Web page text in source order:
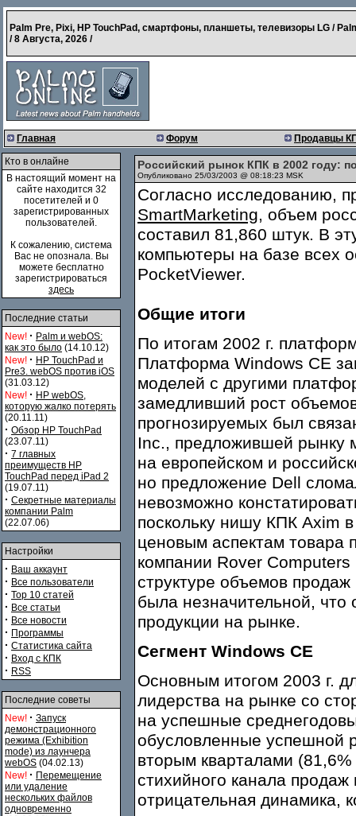
Palm Pre, Pixi, HP TouchPad, смартфоны, планшеты, телевизоры LG /
/8 Августа, 2026 /
Главная Форум Продавцы
Кто в онлайне
В настоящий момент на
сайте находится 32
посетителей и 0
зарегистрированных
пользователей.
К сожалению, система
Вас не опознала. Вы
можете бесплатно
зарегистрироваться
здесь
Последние статьи
New! · Palm и webOS:
как это было (14.10.12)
New! · HP TouchPad и
Pre3. webOS против iOS
(31.03.12)
New! · HP webOS,
которую жалко потерять
(20.11.11)
· Обзор HP TouchPad
(23.07.11)
· 7 главных
преимуществ HP
TouchPad перед iPad 2
(19.07.11)
· Секретные материалы
компании Palm
(22.07.06)
Настройки
· Ваш аккаунт
· Все пользователи
· Top 10 статей
· Все статьи
· Все новости
· Программы
· Статистика сайта
· Вход с КПК
· RSS
Последние советы
New! · Запуск
демонстрационного
режима (Exhibition
mode) из лаунчера
webOS (04.02.13)
New! · Перемещение
или удаление
нескольких файлов
одновременно
Российский рынок КПК в 2002 году:
Опубликовано 25/03/2003 @ 08:18:23 MSK
Согласно исследованию,
SmartMarketing, объем
составил 81,860 штук. В
компьютеры на базе всех
PocketViewer.
Общие итоги
По итогам 2002 г.
Платформа Windows CE
моделей с другими
замедливший рост
прогнозируемых был
Inc., предложившей рынку
на европейском и
но предложение Dell
невозможно
поскольку нишу КПК Axim
ценовым аспектам товара
компании Rover
структуре объемов
была незначительной,
продукции на рынке.
Сегмент Windows CE
Основным итогом 2003 г.
лидерства на рынке со
на успешные
обусловленные успешной
вторым кварталами
стихийного канала
отрицательная динамика,